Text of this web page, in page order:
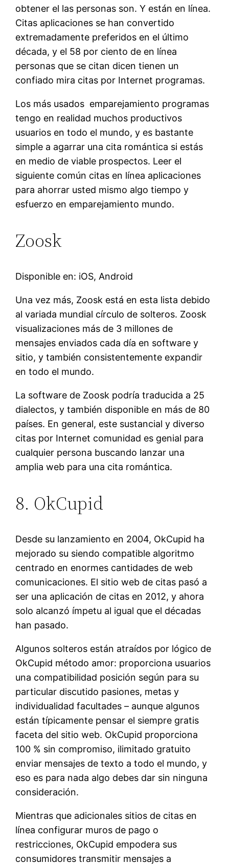
obtener el las personas son. Y están en línea.
Citas aplicaciones se han convertido
extremadamente preferidos en el último
década, y el 58 por ciento de en línea
personas que se citan dicen tienen un
confiado mira citas por Internet programas.
Los más usados ​​ emparejamiento programas
tengo en realidad muchos productivos
usuarios en todo el mundo, y es bastante
simple a agarrar una cita romántica si estás
en medio de viable prospectos. Leer el
siguiente común citas en línea aplicaciones
para ahorrar usted mismo algo tiempo y
esfuerzo en emparejamiento mundo.
Zoosk
Disponible en: iOS, Android
Una vez más, Zoosk está en esta lista debido
al variada mundial círculo de solteros. Zoosk
visualizaciones más de 3 millones de
mensajes enviados cada día en software y
sitio, y también consistentemente expandir
en todo el mundo.
La software de Zoosk podría traducida a 25
dialectos, y también disponible en más de 80
países. En general, este sustancial y diverso
citas por Internet comunidad es genial para
cualquier persona buscando lanzar una
amplia web para una cita romántica.
8. OkCupid
Desde su lanzamiento en 2004, OkCupid ha
mejorado su siendo compatible algoritmo
centrado en enormes cantidades de web
comunicaciones. El sitio web de citas pasó a
ser una aplicación de citas en 2012, y ahora
solo alcanzó ímpetu al igual que el décadas
han pasado.
Algunos solteros están atraídos por lógico de
OkCupid método amor: proporciona usuarios
una compatibilidad posición según para su
particular discutido pasiones, metas y
individualidad facultades – aunque algunos
están típicamente pensar el siempre gratis
faceta del sitio web. OkCupid proporciona
100 % sin compromiso, ilimitado gratuito
enviar mensajes de texto a todo el mundo, y
eso es para nada algo debes dar sin ninguna
consideración.
Mientras que adicionales sitios de citas en
línea configurar muros de pago o
restricciones, OkCupid empodera sus
consumidores transmitir mensajes a